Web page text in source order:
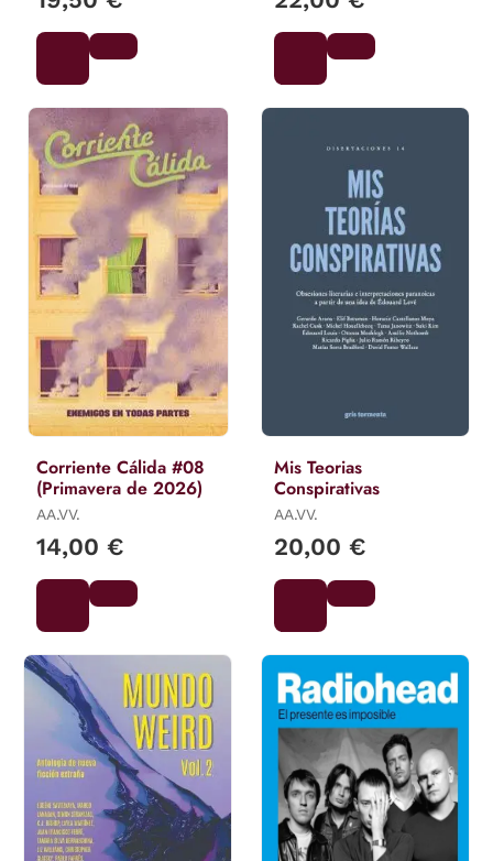
Corriente Cálida #08
(Primavera de 2026)
AA.VV.
14,00 €
Mis Teorias
Conspirativas
AA.VV.
20,00 €